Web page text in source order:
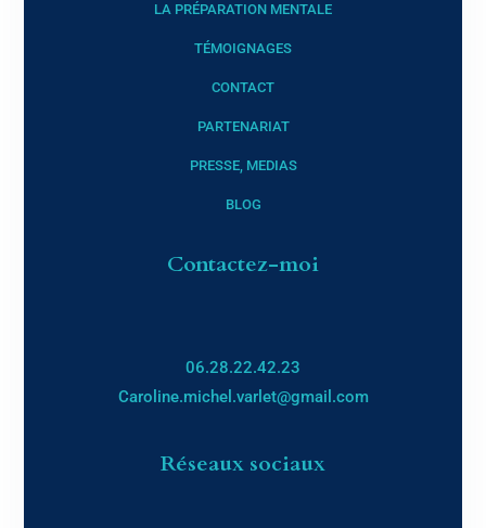
LA PRÉPARATION MENTALE
TÉMOIGNAGES
CONTACT
PARTENARIAT
PRESSE, MEDIAS
BLOG
Contactez-moi
06.28.22.42.23
Caroline.michel.varlet@gmail.com
Réseaux sociaux